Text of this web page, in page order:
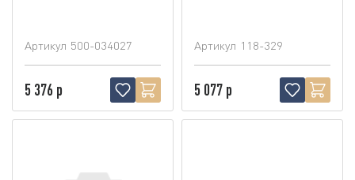
Артикул 500-034027
5 376 р
Артикул 118-329
5 077 р